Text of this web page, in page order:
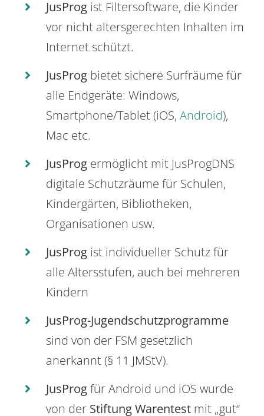
JusProg ist Filtersoftware, die Kinder
vor nicht altersgerechten Inhalten im
Internet schützt.
JusProg bietet sichere Surfräume für
alle Endgeräte: Windows,
Smartphone/Tablet (iOS, Android),
Mac etc.
JusProg ermöglicht mit JusProgDNS
digitale Schutzräume für Schulen,
Kindergärten, Bibliotheken,
Organisationen usw.
JusProg ist individueller Schutz für
alle Altersstufen, auch bei mehreren
Kindern
JusProg-Jugendschutzprogramme
sind von der FSM gesetzlich
anerkannt (§ 11 JMStV).
JusProgfür Android und iOS wurde
von der Stiftung Warentest mit „gut“